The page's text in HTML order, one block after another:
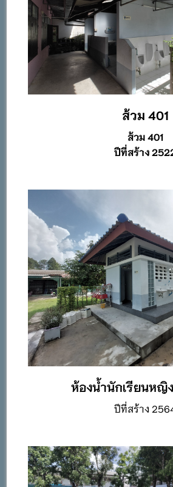
ส้วม 401
ส้วม 401
ปีที่สร้าง
ห้องน้ำนักเรียนหญิ
ปีที่สร้าง